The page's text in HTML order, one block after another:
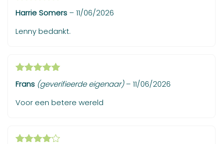
Gewaardeerd
5uit 5
Harrie Somers – 11/06/2026
Lenny bedankt.
Gewaardeerd
5uit 5
Frans (geverifieerde eigenaar) – 11/06/2026
Voor een betere wereld